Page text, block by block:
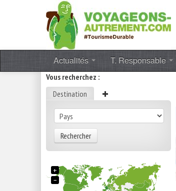
Actualités T. Responsable
Vous recherchez :
Destination
Rechercher
+
−